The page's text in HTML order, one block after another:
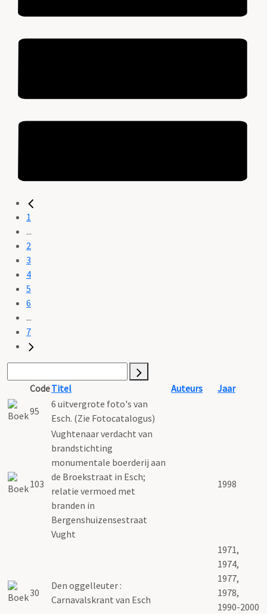
1
...
2
3
4
5
6
...
7
CodeTitel Auteurs
Jaar
95
6 uitvergrote foto's van
Esch. (Zie Fotocatalogus)
103
Vughtenaar verdacht van
brandstichting
monumentale boerderij aan
de Broekstraat in Esch;
relatie vermoed met
branden in
Bergenshuizensestraat
Vught
1998
30
Den oggelleuter :
Carnavalskrant van Esch
1971,
1974,
1977,
1978,
1990-2000